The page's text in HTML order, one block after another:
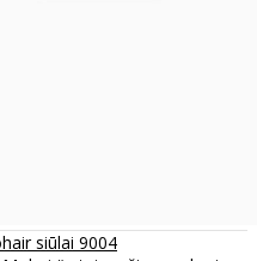
siūlai 9004